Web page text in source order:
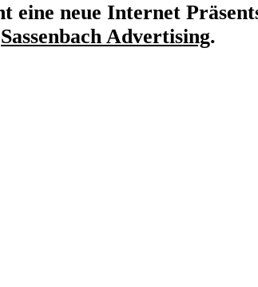
eine neue Internet
Sassenbach Advertising.